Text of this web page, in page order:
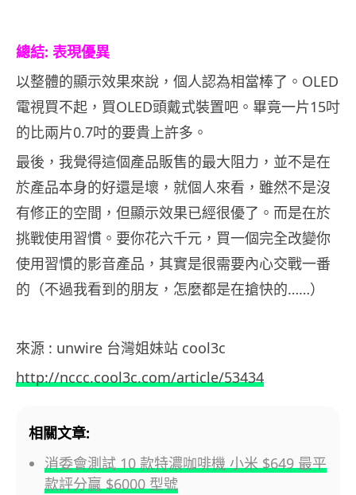
總結: 表現優異
以整體的顯示效果來說，個人認為相當棒了。OLED
電視買不起，買OLED頭戴式裝置吧。畢竟一片15吋
的比兩片0.7吋的要貴上許多。
最後，我覺得這個產品販售的最大阻力，並不是在
於產品本身的好還是壞，就個人來看，雖然不是沒
有修正的空間，但顯示效果已經很優了。而是在於
挑戰使用習慣。要你花六千元，買一個完全改變你
使用習慣的影音產品，其實是很需要內心交戰一番
的（不過我看到的朋友，怎麼都是在搶快的……）
來源 : unwire 台灣姐妹站 cool3c
http://nccc.cool3c.com/article/53434
相關文章:
消委會測試 10 款特濃咖啡機 小米 $649 最平
款評分贏 $6000 型號